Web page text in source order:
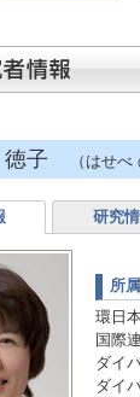
子 （はせべ
研究
所
環日
国際
ダイ
ダイ